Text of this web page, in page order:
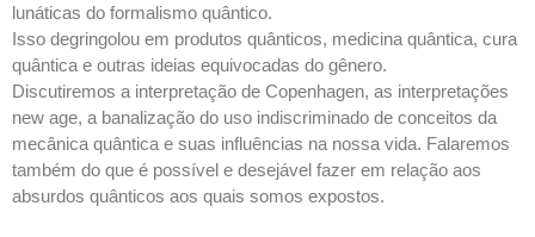
lunáticas do formalismo quântico.
Isso degringolou em produtos quânticos, medicina quântica, cura
quântica e outras ideias equivocadas do gênero.
Discutiremos a interpretação de Copenhagen, as interpretações
new age, a banalização do uso indiscriminado de conceitos da
mecânica quântica e suas influências na nossa vida. Falaremos
também do que é possível e desejável fazer em relação aos
absurdos quânticos aos quais somos expostos.